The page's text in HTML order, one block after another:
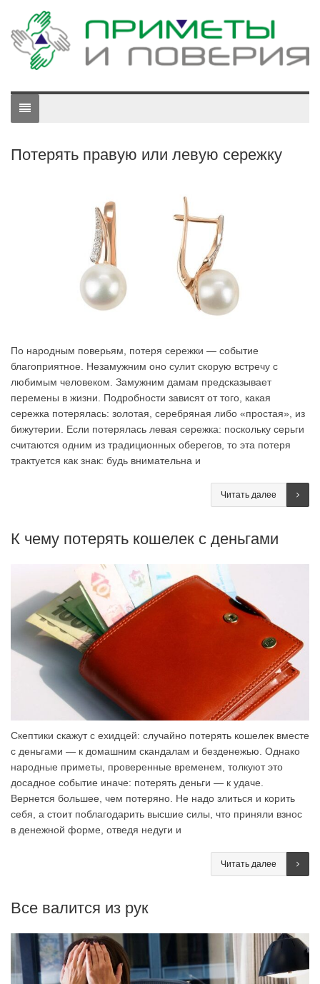
Потерять правую или левую сережку
По народным поверьям, потеря сережки — событие
благоприятное. Незамужним оно сулит скорую встречу с
любимым человеком. Замужним дамам предсказывает
перемены в жизни. Подробности зависят от того, какая
сережка потерялась: золотая, серебряная либо «простая», из
бижутерии. Если потерялась левая сережка: поскольку серьги
считаются одним из традиционных оберегов, то эта потеря
трактуется как знак: будь внимательна и
Читать далее
К чему потерять кошелек с деньгами
Скептики скажут с ехидцей: случайно потерять кошелек вместе
с деньгами — к домашним скандалам и безденежью. Однако
народные приметы, проверенные временем, толкуют это
досадное событие иначе: потерять деньги — к удаче.
Вернется большее, чем потеряно. Не надо злиться и корить
себя, а стоит поблагодарить высшие силы, что приняли взнос
в денежной форме, отведя недуги и
Читать далее
Все валится из рук